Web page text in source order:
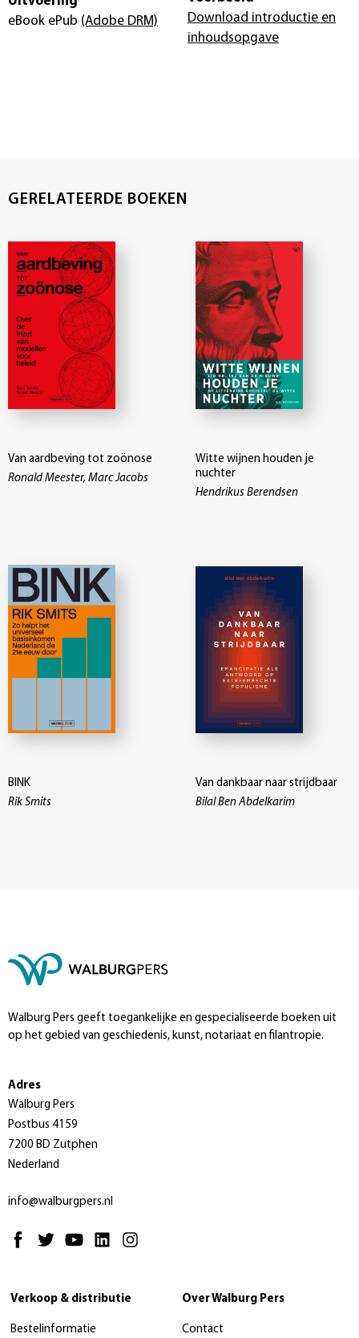
eBook ePub (Adobe DRM)
Download introductie en
inhoudsopgave
GERELATEERDE BOEKEN
Van aardbeving tot zoönose
Ronald Meester, Marc Jacobs
Witte wijnen houden je
nuchter
Hendrikus Berendsen
BINK
Rik Smits
Van dankbaar naar strijdbaar
Bilal Ben Abdelkarim
Walburg Pers geeft toegankelijke en gespecialiseerde boeken uit
op het gebied van geschiedenis, kunst, notariaat en filantropie.
Adres
Walburg Pers
Postbus 4159
7200 BD Zutphen
Nederland
info@walburgpers.nl
Verkoop & distributie
Bestelinformatie
Over Walburg Pers
Contact